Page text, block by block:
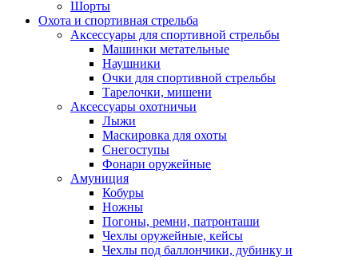
Шорты
Охота и спортивная стрельба
Аксессуары для спортивной стрельбы
Машинки метательные
Наушники
Очки для спортивной стрельбы
Тарелочки, мишени
Аксессуары охотничьи
Лыжи
Маскировка для охоты
Снегоступы
Фонари оружейные
Амуниция
Кобуры
Ножны
Погоны, ремни, патронташи
Чехлы оружейные, кейсы
Чехлы под баллончики, дубинку и